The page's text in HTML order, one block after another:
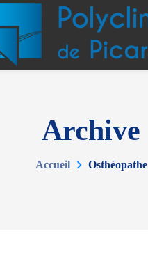
Archive
Accueil Osthéopathe